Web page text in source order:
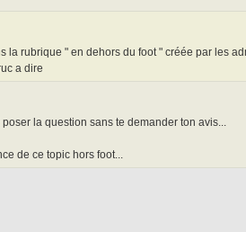
la rubrique " en dehors du foot " créée par les
a dire
la question sans te demander ton avis...
de ce topic hors foot...